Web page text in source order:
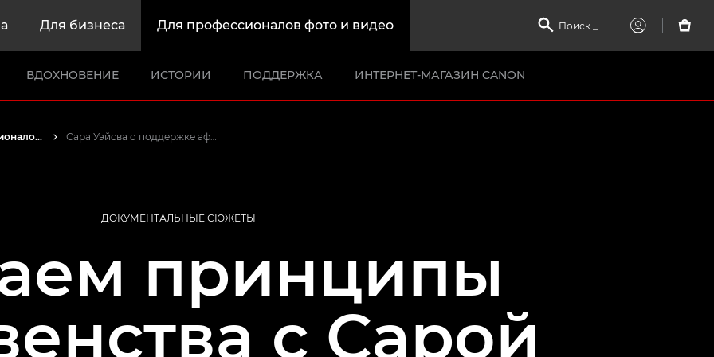
Для бизнеса Для профессионалов фото и видео  Поиск
My

ВДОХНОВЕНИЕ ИСТОРИИ ПОДДЕРЖКА ИНТЕРНЕТ-МАГАЗИН CANON
Истории от профессионалов: вдохновляющие идеи для печати, а также фото- и видеосъемки Сара Уэйсва о поддержке африканских женщин
ДОКУМЕНТАЛЬНЫЕ СЮЖЕТЫ
принципы
с Сарой